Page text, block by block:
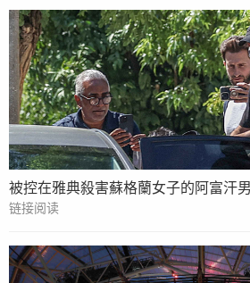
被控在雅典殺害蘇格蘭女子的阿富汗
链接阅读